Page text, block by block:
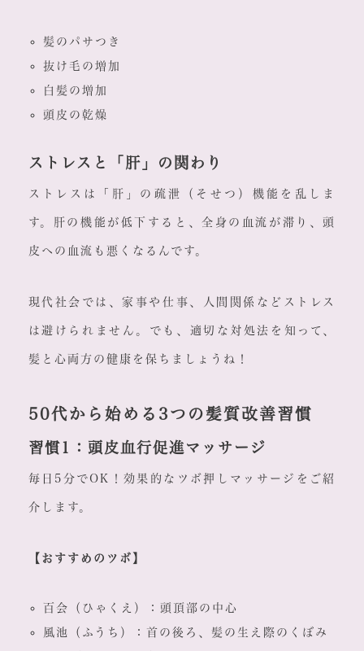
髪のパサつき
抜け毛の増加
白髪の増加
頭皮の乾燥
ストレスと「肝」の関わり
ストレスは「肝」の疏泄（そせつ）機能を乱しま
す。肝の機能が低下すると、全身の血流が滞り、頭
皮への血流も悪くなるんです。
現代社会では、家事や仕事、人間関係などストレス
は避けられません。でも、適切な対処法を知って、
髪と心両方の健康を保ちましょうね！
50代から始める3つの髪質改善習慣
習慣1：頭皮血行促進マッサージ
毎日5分でOK！効果的なツボ押しマッサージをご紹
介します。
【おすすめのツボ】
百会（ひゃくえ）：頭頂部の中心
風池（ふうち）：首の後ろ、髪の生え際のくぼみ